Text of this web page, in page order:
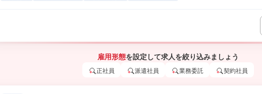
雇用形態を設定して求人を絞り込みましょう
正社員 派遣社員 業務委託 契約社員